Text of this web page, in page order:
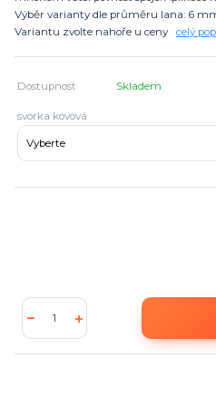
Výběr varianty dle průměru lana: 6
Variantu zvolte nahoře u ceny celý
Dostupnost Skladem
svorka kovová